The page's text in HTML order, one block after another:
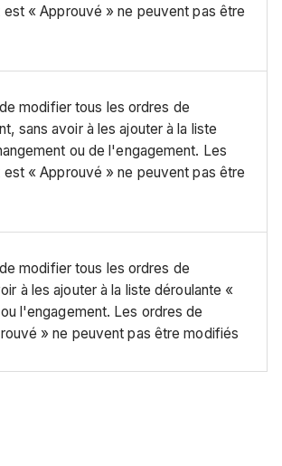
« Approuvé » ne peuvent pas être
modifier tous les ordres de
sans avoir à les ajouter à la liste
ou de l'engagement. Les
« Approuvé » ne peuvent pas être
modifier tous les ordres de
à les ajouter à la liste déroulante «
l'engagement. Les ordres de
» ne peuvent pas être modifiés